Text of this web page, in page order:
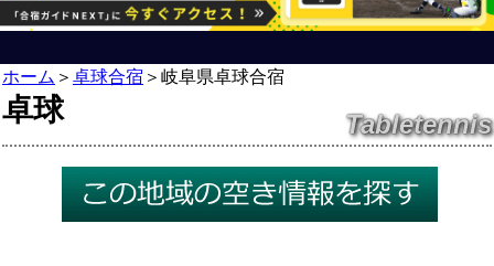
ホーム ＞ 卓球合宿 ＞ 岐阜県卓球合宿
卓球 Tabletennis